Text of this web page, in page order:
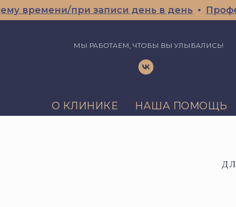
времени/при записи день в день
МЫ РАБОТАЕМ, ЧТОБЫ ВЫ УЛЫБАЛИСЬ!
О КЛИНИКЕ НАША ПОМОЩЬ